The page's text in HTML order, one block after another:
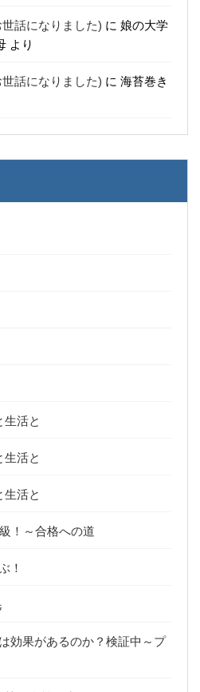
話になりました) に 娘の大学
より
話になりました) に 海苔巻き
生活と
生活と
生活と
！～合格への道
！
効果があるのか？検証中～プ